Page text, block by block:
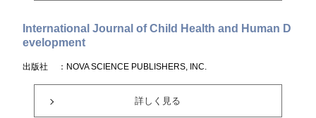
International Journal of Child Health and Human D
evelopment
出版社 ：NOVA SCIENCE PUBLISHERS, INC.
詳しく見る